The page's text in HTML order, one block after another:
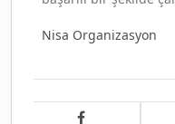
Nisa Organizasyon